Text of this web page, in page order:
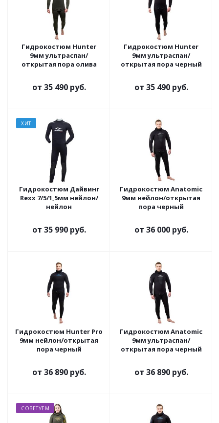
Гидрокостюм Hunter
9мм ультраспан/
открытая пора олива
от 35 490 руб.
Гидрокостюм Hunter
9мм ультраспан/
открытая пора черный
от 35 490 руб.
ХИТ
Гидрокостюм Дайвинг
Rexx 7/5/1,5мм нейлон/
нейлон
от 35 990 руб.
Гидрокостюм Anatomic
9мм нейлон/открытая
пора черный
от 36 000 руб.
Гидрокостюм Hunter Pro
9мм нейлон/открытая
пора черный
от 36 890 руб.
Гидрокостюм Anatomic
9мм ультраспан/
открытая пора черный
от 36 890 руб.
СОВЕТУЕМ